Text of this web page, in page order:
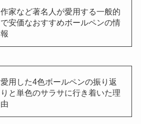
作家など著名人が愛用する一般的
で安価なおすすめボールペンの情
報
愛用した4色ボールペンの振り返
りと単色のサラサに行き着いた理
由